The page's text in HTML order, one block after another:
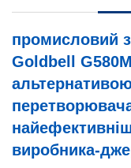
промисловий
Goldbell
виробника-